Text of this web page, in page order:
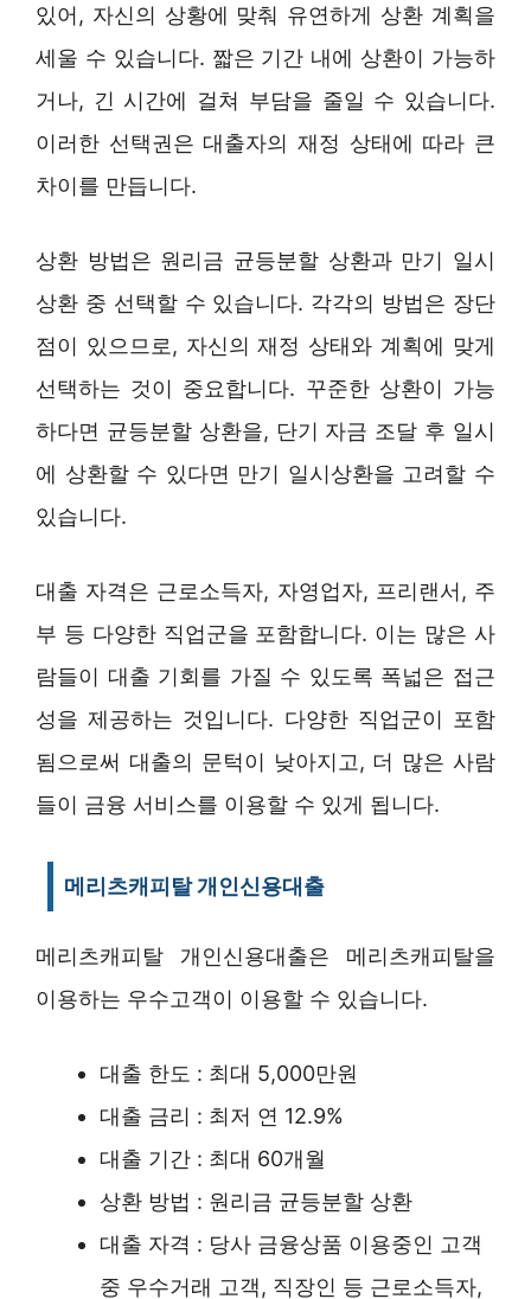
있어, 자신의 상황에 맞춰 유연하게 상환 계획을
세울 수 있습니다. 짧은 기간 내에 상환이 가능하
거나, 긴 시간에 걸쳐 부담을 줄일 수 있습니다.
이러한 선택권은 대출자의 재정 상태에 따라 큰
차이를 만듭니다.
상환 방법은 원리금 균등분할 상환과 만기 일시
상환 중 선택할 수 있습니다. 각각의 방법은 장단
점이 있으므로, 자신의 재정 상태와 계획에 맞게
선택하는 것이 중요합니다. 꾸준한 상환이 가능
하다면 균등분할 상환을, 단기 자금 조달 후 일시
에 상환할 수 있다면 만기 일시상환을 고려할 수
있습니다.
대출 자격은 근로소득자, 자영업자, 프리랜서, 주
부 등 다양한 직업군을 포함합니다. 이는 많은 사
람들이 대출 기회를 가질 수 있도록 폭넓은 접근
성을 제공하는 것입니다. 다양한 직업군이 포함
됨으로써 대출의 문턱이 낮아지고, 더 많은 사람
들이 금융 서비스를 이용할 수 있게 됩니다.
메리츠캐피탈 개인신용대출
메리츠캐피탈 개인신용대출은 메리츠캐피탈을
이용하는 우수고객이 이용할 수 있습니다.
대출 한도 : 최대 5,000만원
대출 금리 : 최저 연 12.9%
대출 기간 : 최대 60개월
상환 방법 : 원리금 균등분할 상환
대출 자격 : 당사 금융상품 이용중인 고객
중 우수거래 고객, 직장인 등 근로소득자,